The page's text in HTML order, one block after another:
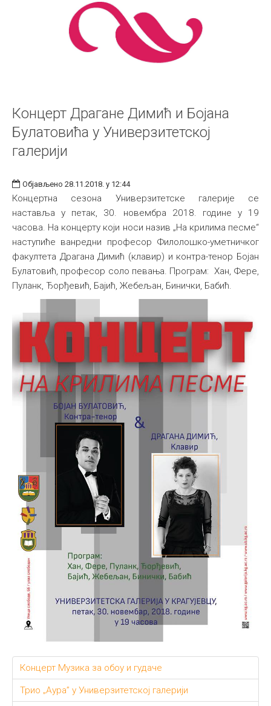
Концерт Драгане Димић и Бојана
Булатовића у Универзитетској
галерији
Објављено 28.11.2018. у 12:44
Концертна сезона Универзитетске галерије се
наставља у петак, 30. новембра 2018. године у 19
часова. На концерту који носи назив „На крилима песме“
наступиће ванредни професор Филолошко-уметничког
факултета Драгана Димић (клавир) и контра-тенор Бојан
Булатовић, професор соло певања. Програм: Хан, Фере,
Пуланк, Ђорђевић, Бајић, Жебељан, Бинички, Бабић.
Концерт Музика за обоу и гудаче
Трио „Аура” у Универзитетској галерији